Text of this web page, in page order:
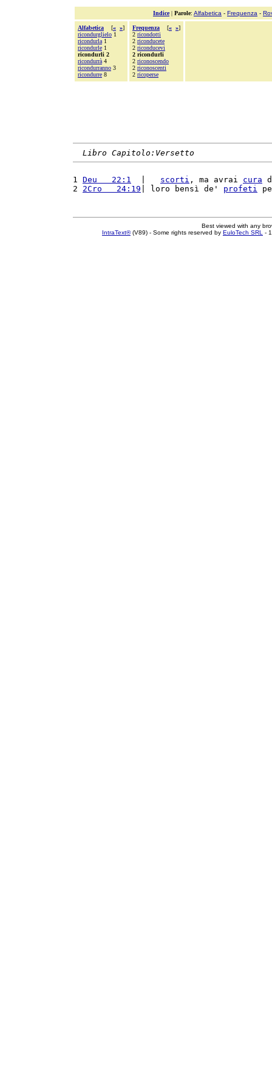
Indice| Parole: Alfabetica - Frequenza -
Alfabetica [« »]
ricondurglielo 1
ricondurla 1
ricondurle 1
ricondurli 2
ricondurrà 4
ricondurranno 3
ricondurre 8
Frequenza [« »]
2 ricondotti
2 riconducete
2 riconducevi
2 ricondurli
2 riconoscendo
2 riconoscenti
2 ricoperse
Libro Capitolo:Versetto
1 Deu   22:1 scorti , ma avrai cura
2 2Cro   24:19 | loro bensì de' profeti
Best viewed with any
IntraText®(V89) - Some rights reserved by EuloTech SRL -